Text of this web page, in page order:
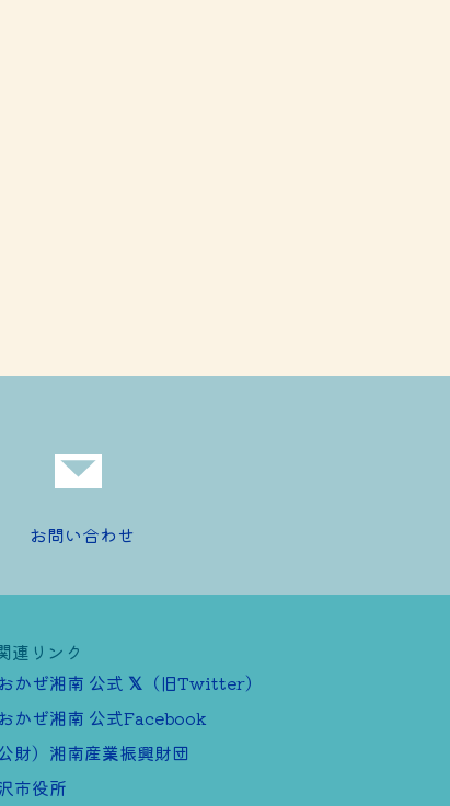
お問い合わせ
連リンク
かぜ湘南 公式
（旧Twitter）
かぜ湘南 公式Facebook
公財）湘南産業振興財団
市役所